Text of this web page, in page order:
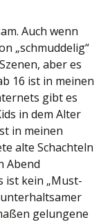
Auch wenn
„schmuddelig“
aber es
16 ist in meinen
gibt es
in dem Alter
in meinen
alte Schachteln
Abend
ist kein „Must-
gelungene